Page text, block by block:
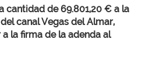
cantidad de 69.801,20 € a la
canal Vegas del Almar,
la firma de la adenda al